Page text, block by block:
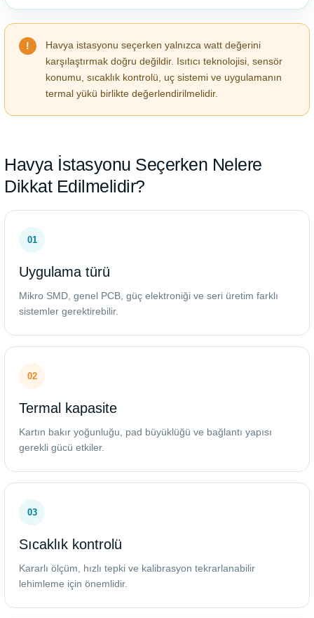
Havya istasyonu seçerken yalnızca watt değerini
karşılaştırmak doğru değildir. Isıtıcı teknolojisi, sensör
konumu, sıcaklık kontrolü, uç sistemi ve uygulamanın
termal yükü birlikte değerlendirilmelidir.
Havya İstasyonu Seçerken Nelere
Dikkat Edilmelidir?
01
Uygulama türü
Mikro SMD, genel PCB, güç elektroniği ve seri üretim farklı
sistemler gerektirebilir.
02
Termal kapasite
Kartın bakır yoğunluğu, pad büyüklüğü ve bağlantı yapısı
gerekli gücü etkiler.
03
Sıcaklık kontrolü
Kararlı ölçüm, hızlı tepki ve kalibrasyon tekrarlanabilir
lehimleme için önemlidir.